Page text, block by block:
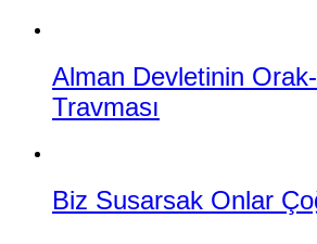
Alman Devletinin
Travması
Biz Susarsak Onlar